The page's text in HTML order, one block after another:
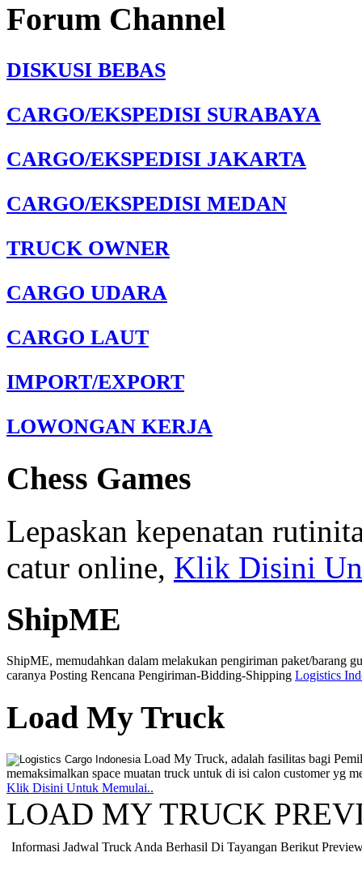
Forum Channel
DISKUSI BEBAS
CARGO/EKSPEDISI SURABAYA
CARGO/EKSPEDISI JAKARTA
CARGO/EKSPEDISI MEDAN
TRUCK OWNER
CARGO UDARA
CARGO LAUT
IMPORT/EXPORT
LOWONGAN KERJA
Chess Games
Lepaskan kepenatan
catur online, Klik Disini
ShipME
ShipME, memudahkan dalam melakukan pengiriman paket/barang
caranya Posting Rencana Pengiriman-Bidding-Shipping Logistics
Load My Truck
Load My Truck, adalah fasilitas bagi
memaksimalkan space muatan truck untuk di isi calon customer yg
Klik Disini Untuk Memulai..
LOAD MY TRUCK
Informasi Jadwal Truck Anda Berhasil Di Tayangan Berikut